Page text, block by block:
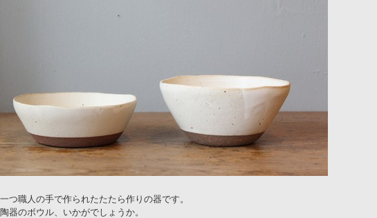
つ職人の手で作られたたたら作りの器です。
器のボウル、いかがでしょうか。